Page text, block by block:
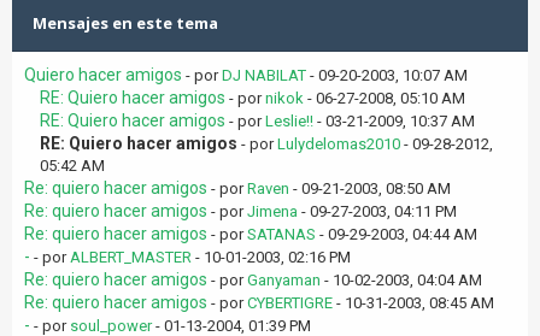
Mensajes en este tema
Quiero hacer amigos - porDJ NABILAT - 09-20-2003, 10:07 AM
RE: Quiero hacer amigos - pornikok - 06-27-2008, 05:10 AM
RE: Quiero hacer amigos - porLeslie!! - 03-21-2009, 10:37 AM
RE: Quiero hacer amigos - porLulydelomas2010 - 09-28-2012,
05:42 AM
Re: quiero hacer amigos - porRaven - 09-21-2003, 08:50 AM
Re: quiero hacer amigos - porJimena - 09-27-2003, 04:11 PM
Re: quiero hacer amigos - porSATANAS - 09-29-2003, 04:44 AM
- - porALBERT_MASTER - 10-01-2003, 02:16 PM
Re: quiero hacer amigos - porGanyaman - 10-02-2003, 04:04 AM
Re: quiero hacer amigos - porCYBERTIGRE - 10-31-2003, 08:45 AM
- - por soul_power- 01-13-2004, 01:39 PM